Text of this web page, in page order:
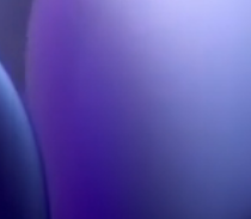
En savoir plus
Contact
Mentions légales